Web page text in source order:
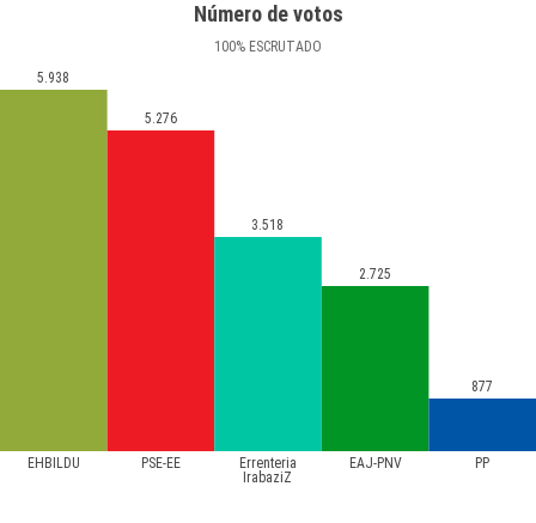
Número de votos
100% ESCRUTADO
EHBILDU PSE-EE
Errenteria
IrabaziZ
EAJ-PNV PP
5.938
5.276
3.518
2.725
877